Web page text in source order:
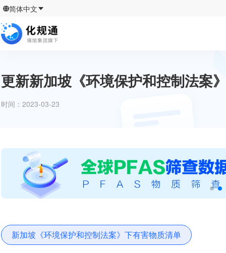
简体中文
更新新加坡《环境保护和控制法案
时间： 2023-03-23
新加坡《环境保护和控制法案》下有害物质清单